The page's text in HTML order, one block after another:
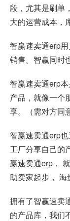
段，尤其是刷单
大的运营成本，
智赢速卖通erp
销售。智赢同时
智赢速卖通erp
产品，就像一个
享。（需对方同
智赢速卖通erp
工厂分享自己的
赢速卖通erp，
助卖家起步， 海
拥有了智赢速卖
的产品库，我们